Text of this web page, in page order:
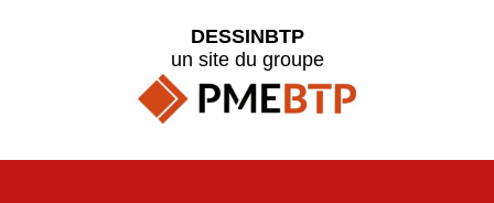
DESSINBTP
un site du groupe